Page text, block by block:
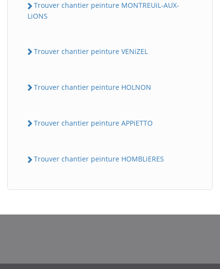
Trouver chantier peinture MONTREUiL-AUX-
LiONS
Trouver chantier peinture VENiZEL
Trouver chantier peinture HOLNON
Trouver chantier peinture APPiETTO
Trouver chantier peinture HOMBLiERES
BatiWebPro